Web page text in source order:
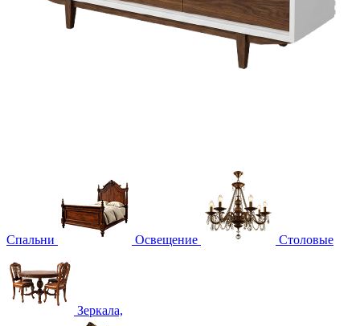
Спальни Освещение Столовые
Зеркала,